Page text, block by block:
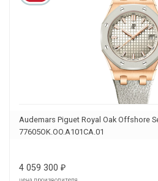
Audemars Piguet Royal Oak Offshore
77605OK.OO.A101CA.01
4 059 300 ₽